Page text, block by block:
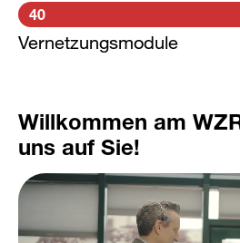
40
Vernetzungsmodule
Willkommen am
uns auf Sie!